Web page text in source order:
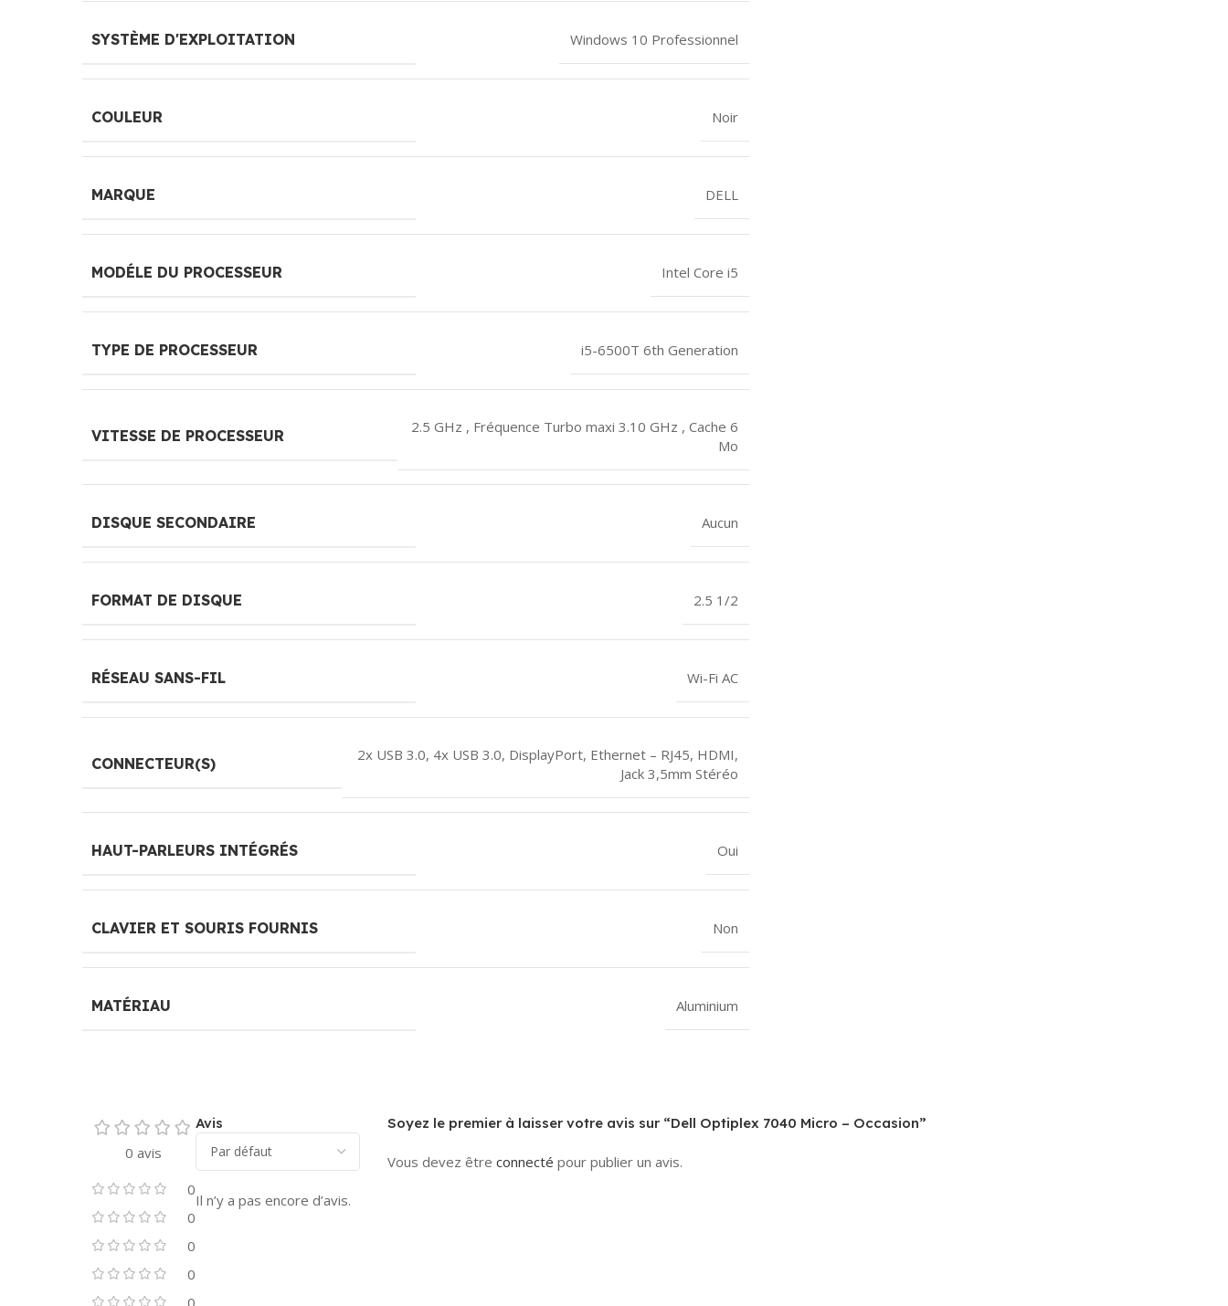
SYSTÈME D'EXPLOITATION Windows 10 Professionnel
COULEUR Noir
MARQUE DELL
MODÉLE DU PROCESSEUR Intel Core i5
TYPE DE PROCESSEUR i5-6500T 6th Generation
VITESSE DE PROCESSEUR
2.5 GHz , Fréquence Turbo maxi 3.10 GHz , Cache 6
Mo
DISQUE SECONDAIRE Aucun
FORMAT DE DISQUE 2.5 1/2
RÉSEAU SANS-FIL Wi-Fi AC
CONNECTEUR(S)
2x USB 3.0, 4x USB 3.0, DisplayPort, Ethernet – RJ45, HDMI,
Jack 3,5mm Stéréo
HAUT-PARLEURS INTÉGRÉS Oui
CLAVIER ET SOURIS FOURNIS Non
MATÉRIAU Aluminium
0 avis
0
0
0
0
0
Avis
Il n’y a pas encore d’avis.
Soyez le premier à laisser votre avis sur “Dell Optiplex 7040 Micro – Occasion”
Vous devez être connecté pour publier un avis.